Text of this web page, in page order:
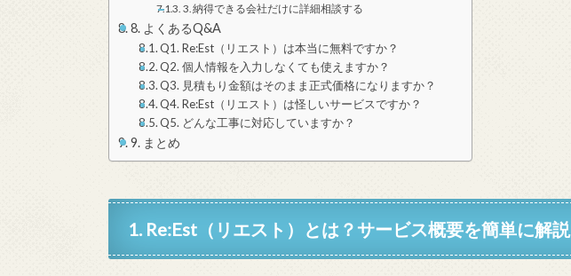
3. 納得できる会社だけに詳細相談する
8. よくあるQ&A
Q1. Re:Est（リエスト）は本当に無料ですか？
Q2. 個人情報を入力しなくても使えますか？
Q3. 見積もり金額はそのまま正式価格になりますか？
Q4. Re:Est（リエスト）は怪しいサービスですか？
Q5. どんな工事に対応していますか？
9. まとめ
1. Re:Est（リエスト）とは？サービス概要を簡単に解説